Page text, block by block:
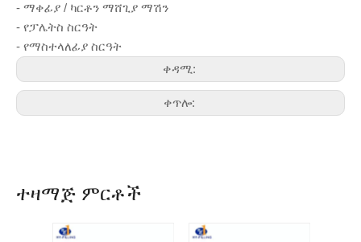
- ማቀፊያ / ካርቶን ማሸጊያ ማሽን
- የፓሌትስ ስርዓት
- የማስተላለፊያ ስርዓት
ቀዳሚ:
ቀጥሎ:
ተዛማጅ ምርቶች